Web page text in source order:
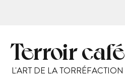
Terroir café
L'ART DE LA TORRÉFACTION